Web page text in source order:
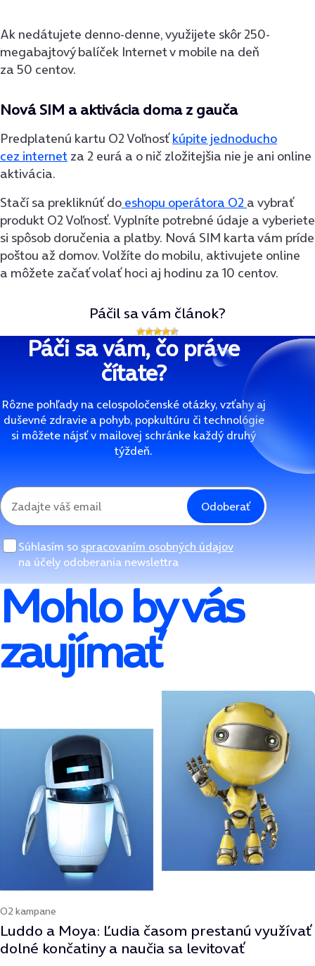
Ak nedátujete denno-denne, využijete skôr 250-
megabajtový balíček Internet v mobile na deň
za 50 centov.
Nová SIM a aktivácia doma z gauča
Predplatenú kartu O2 Voľnosťkúpite jednoducho
cez internet za 2 eurá a o nič zložitejšia nie je ani online
aktivácia.
Stačí sa prekliknúť do eshopu operátora O2 a vybrať
produkt O2 Voľnosť. Vyplníte potrebné údaje a vyberiete
si spôsob doručenia a platby. Nová SIM karta vám príde
poštou až domov. Volžíte do mobilu, aktivujete online
a môžete začať volať hoci aj hodinu za 10 centov.
Páčil sa vám článok?
Páči sa vám, čo práve
čítate?
Rôzne pohľady na celospoločenské otázky, vzťahy aj
duševné zdravie a pohyb, popkultúru či technológie
si môžete nájsť v mailovej schránke každý druhý
týždeň.
Odoberať
Súhlasím so spracovaním osobných údajov
na účely odoberania newslettra
Mohlo by vás
zaujímať
O2 kampane
Luddo a Moya: Ľudia časom prestanú využívať
dolné končatiny a naučia sa levitovať